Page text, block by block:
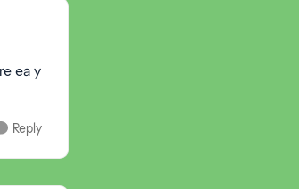
ea y
Reply